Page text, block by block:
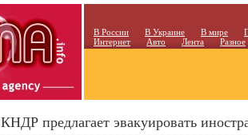
В России В Украине В мире
Интернет
Авто Лента Разное
КНДР предлагает эвакуировать